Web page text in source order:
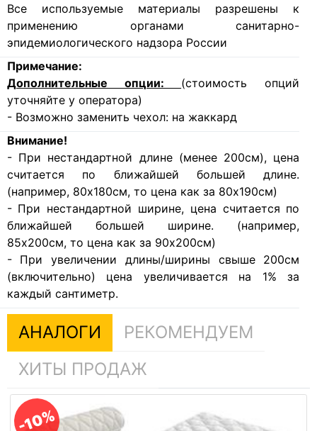
Все используемые материалы разрешены к
применению органами санитарно-
эпидемиологического надзора России
Примечание:
Дополнительные опции: (стоимость опций
уточняйте у оператора)
- Возможно заменить чехол: на жаккард
Внимание!
- При нестандартной длине (менее 200см), цена
считается по ближайшей большей длине.
(например, 80х180см, то цена как за 80х190см)
- При нестандартной ширине, цена считается по
ближайшей большей ширине. (например,
85х200см, то цена как за 90х200см)
- При увеличении длины/ширины свыше 200см
(включительно) цена увеличивается на 1% за
каждый сантиметр.
АНАЛОГИ
РЕКОМЕНДУЕМ
ХИТЫ ПРОДАЖ
-10%